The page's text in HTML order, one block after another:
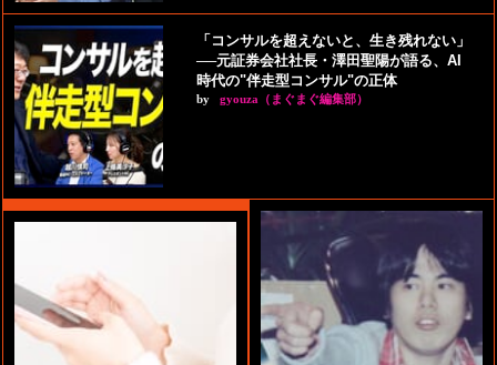
「コンサルを超えないと、生き残れない」
──元証券会社社長・澤田聖陽が語る、AI
時代の"伴走型コンサル"の正体
by gyouza（まぐまぐ編集部）